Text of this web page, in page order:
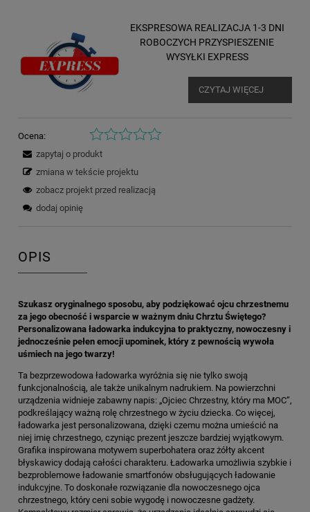
EKSPRESOWA REALIZACJA 1-3 DNI
ROBOCZYCH PRZYSPIESZENIE
WYSYŁKI EXPRESS
CZYTAJ WIĘCEJ
Ocena:
zapytaj o produkt
zmiana w tekście projektu
zobacz projekt przed realizacją
dodaj opinię
OPIS
Szukasz oryginalnego sposobu, aby podziękować ojcu chrzestnemu
za jego obecność i wsparcie w ważnym dniu Chrztu Świętego?
Personalizowana ładowarka indukcyjna to praktyczny, nowoczesny i
jednocześnie pełen emocji upominek, który z pewnością wywoła
uśmiech na jego twarzy!
Ta bezprzewodowa ładowarka wyróżnia się nie tylko swoją
funkcjonalnością, ale także unikalnym nadrukiem. Na powierzchni
urządzenia widnieje zabawny napis: „Ojciec Chrzestny, który ma MOC”,
podkreślający ważną rolę chrzestnego w życiu dziecka. Co więcej,
ładowarka jest personalizowana, dzięki czemu można umieścić na
niej imię chrzestnego, czyniąc prezent jeszcze bardziej wyjątkowym.
Grafika inspirowana motywem superbohatera oraz żółty akcent
błyskawicy dodają całości charakteru. Ładowarka umożliwia szybkie i
bezproblemowe ładowanie smartfonów obsługujących ładowanie
indukcyjne. To doskonałe rozwiązanie dla nowoczesnego ojca
chrzestnego, który ceni sobie wygodę i nowoczesne gadżety.